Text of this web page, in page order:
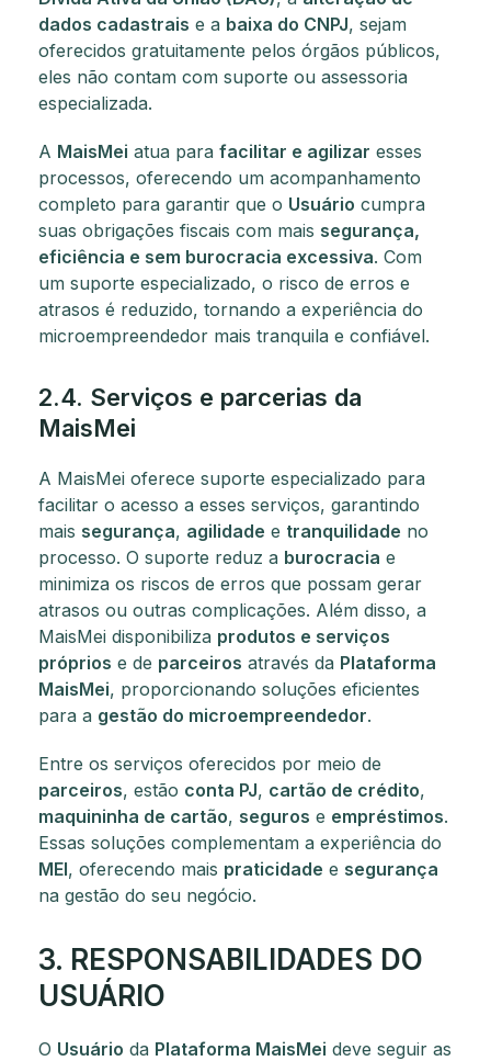
dados cadastrais e a baixa do CNPJ, sejam
oferecidos gratuitamente pelos órgãos públicos,
eles não contam com suporte ou assessoria
especializada.
A MaisMei atua para facilitar e agilizar esses
processos, oferecendo um acompanhamento
completo para garantir que o Usuário cumpra
suas obrigações fiscais com mais segurança,
eficiência e sem burocracia excessiva. Com
um suporte especializado, o risco de erros e
atrasos é reduzido, tornando a experiência do
microempreendedor mais tranquila e confiável.
2.4. Serviços e parcerias da
MaisMei
A MaisMei oferece suporte especializado para
facilitar o acesso a esses serviços, garantindo
mais segurança, agilidade e tranquilidade no
processo. O suporte reduz a burocracia e
minimiza os riscos de erros que possam gerar
atrasos ou outras complicações. Além disso, a
MaisMei disponibiliza produtos e serviços
próprios e de parceiros através da Plataforma
MaisMei, proporcionando soluções eficientes
para a gestão do microempreendedor.
Entre os serviços oferecidos por meio de
parceiros, estão conta PJ, cartão de crédito,
maquininha de cartão, seguros e empréstimos.
Essas soluções complementam a experiência do
MEI, oferecendo mais praticidade e segurança
na gestão do seu negócio.
3. RESPONSABILIDADES DO
USUÁRIO
O Usuário da Plataforma MaisMei deve seguir as